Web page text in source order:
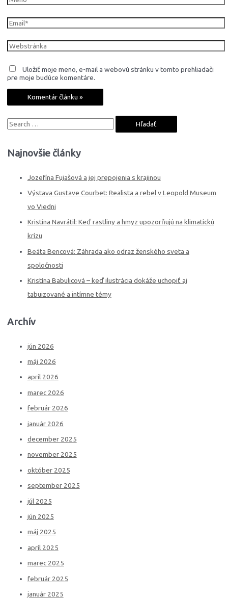
Uložiť moje meno, e-mail a webovú stránku v tomto prehliadači
pre moje budúce komentáre.
Najnovšie články
Jozefína Fujašová a jej prepojenia s krajinou
Výstava Gustave Courbet: Realista a rebel v Leopold Museum
vo Viedni
Kristína Navrátil: Keď rastliny a hmyz upozorňujú na klimatickú
krízu
Beáta Bencová: Záhrada ako odraz ženského sveta a
spoločnosti
Kristína Babulicová – keď ilustrácia dokáže uchopiť aj
tabuizované a intímne témy
Archív
jún 2026
máj 2026
apríl 2026
marec 2026
február 2026
január 2026
december 2025
november 2025
október 2025
september 2025
júl 2025
jún 2025
máj 2025
apríl 2025
marec 2025
február 2025
január 2025